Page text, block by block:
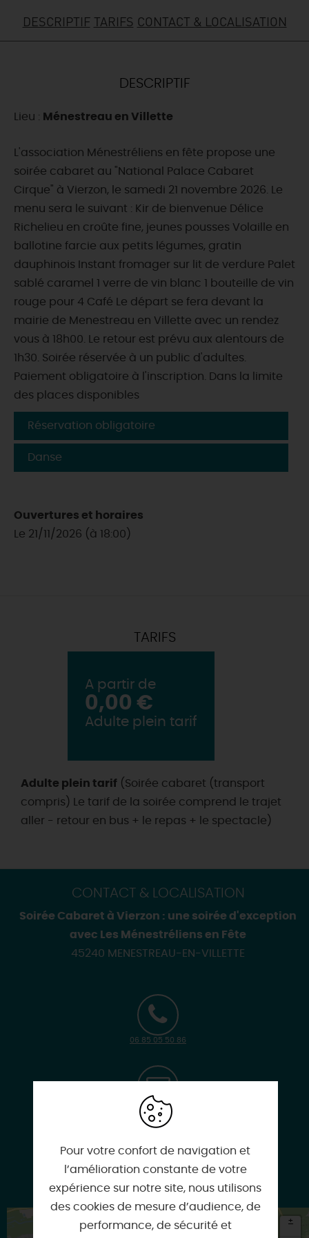
DEMAIN
CE WEEK-END
TOUT L'AGENDA
DESCRIPTIF TARIFS CONTACT & LOCALISATION
DESCRIPTIF
Lieu : Ménestreau en Villette
L'association Ménestréliens en fête propose une
soirée cabaret au "National Palace Cabaret
Cirque" à Vierzon, le samedi 21 novembre 2026. Le
menu sera le suivant : Kir de bienvenue Délice
Richelieu en croûte fine, jeunes pousses Volaille en
ballotine farcie aux petits légumes, gratin
dauphinois Instant fromager sur lit de verdure Palet
sablé caramel 1 verre de vin blanc 1 bouteille de vin
rouge pour 4 Café Le départ se fera devant la
mairie de Menestreau en Villette avec un rendez
vous à 18h00. Le retour est prévu aux alentours de
1h30. Soirée réservée à un public d'adultes.
Paiement obligatoire à l'inscription. Dans la limite
des places disponibles
Réservation obligatoire
Danse
Ouvertures et horaires
Le 21/11/2026 (à 18:00)
TARIFS
A partir de
0,00 €
Adulte plein tarif
Adulte plein tarif (Soirée cabaret (transport
compris) Le tarif de la soirée comprend le trajet
aller - retour en bus + le repas + le spectacle)
CONTACT & LOCALISATION
Soirée Cabaret à Vierzon : une soirée d'exception
avec Les Ménestréliens en Fête
45240 MENESTREAU-EN-VILLETTE
06 85 05 50 86
aufray.fabien@orange.fr
+
Pour votre confort de navigation et
l’amélioration constante de votre
expérience sur notre site, nous utilisons
des cookies de mesure d’audience, de
performance, de sécurité et